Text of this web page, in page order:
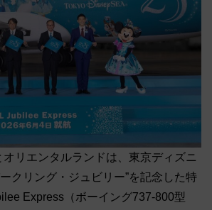
オリエンタルランドは、東京ディズニ
クリング・ジュビリー”を記念した特
Express（ボーイング737-800型